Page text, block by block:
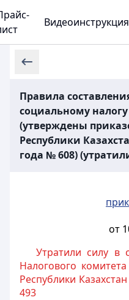
Видеоинструкция
Правила
социальному
(утверждены
Республики
года № 608)
от
Утратили силу в
Налогового
Республики
493